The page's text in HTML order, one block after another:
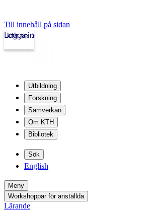
Till innehåll på sidan
kth.se
Logga in
Utbildning
Forskning
Samverkan
Om KTH
Bibliotek
Sök
English
Meny
Workshoppar för anställda
Lärande